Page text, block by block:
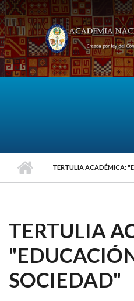
Pasar al contenido principal
TERTULIA ACADÉMICA:
TERTULIA
SOCIEDAD"